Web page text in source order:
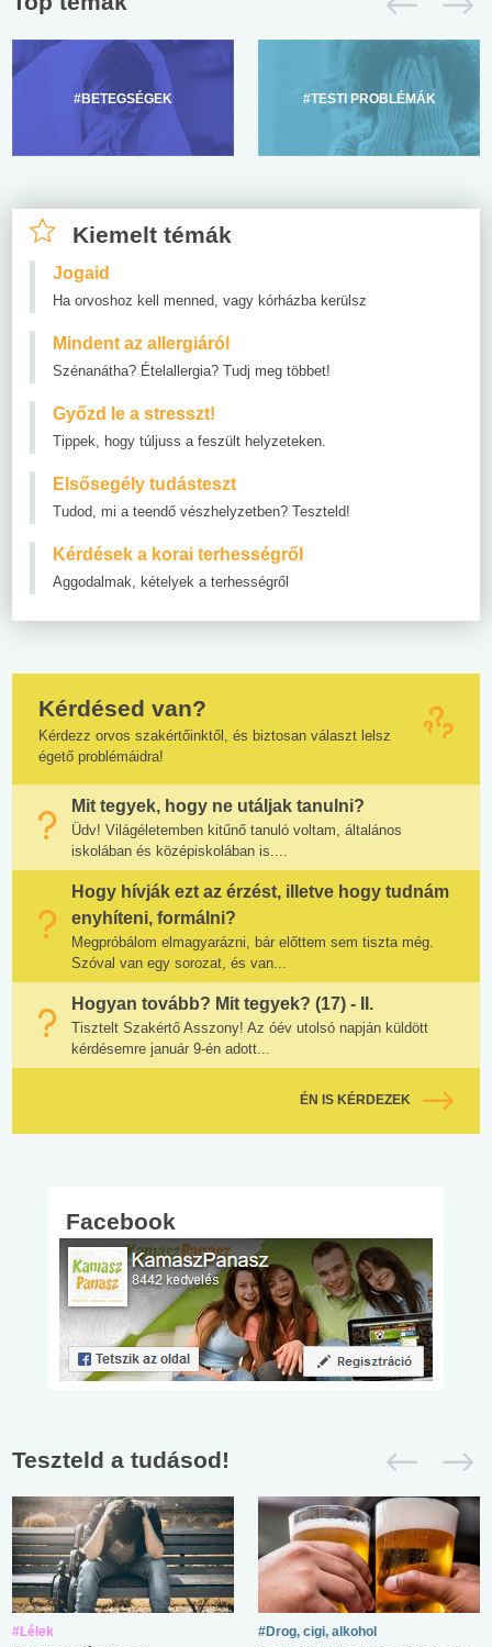
#BETEGSÉGEK #TESTI PROBLÉMÁK
Kiemelt témák
Jogaid
Ha orvoshoz kell menned, vagy kórházba kerülsz
Mindent az allergiáról
Szénanátha? Ételallergia? Tudj meg többet!
Győzd le a stresszt!
Tippek, hogy túljuss a feszült helyzeteken.
Elsősegély tudásteszt
Tudod, mi a teendő vészhelyzetben? Teszteld!
Kérdések a korai terhességről
Aggodalmak, kételyek a terhességről
Kérdésed van?
Kérdezz orvos szakértőinktől, és biztosan választ lelsz
égető problémáidra!
Mit tegyek, hogy ne utáljak tanulni?
Üdv! Világéletemben kitűnő tanuló voltam, általános
iskolában és középiskolában is....
Hogy hívják ezt az érzést, illetve hogy tudnám
enyhíteni, formálni?
Megpróbálom elmagyarázni, bár előttem sem tiszta még.
Szóval van egy sorozat, és van...
Hogyan tovább? Mit tegyek? (17) - II.
Tisztelt Szakértő Asszony! Az óév utolsó napján küldött
kérdésemre január 9-én adott...
ÉN IS KÉRDEZEK
Facebook
Teszteld a tudásod!
#Lélek #Drog, cigi, alkohol